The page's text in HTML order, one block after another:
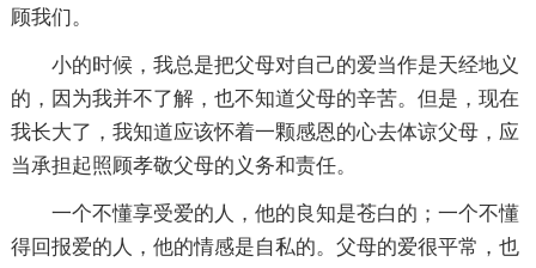
顾我们。
小的时候，我总是把父母对自己的爱当作是天经地义
的，因为我并不了解，也不知道父母的辛苦。但是，现在
我长大了，我知道应该怀着一颗感恩的心去体谅父母，应
当承担起照顾孝敬父母的义务和责任。
一个不懂享受爱的人，他的良知是苍白的；一个不懂
得回报爱的人，他的情感是自私的。父母的爱很平常，也